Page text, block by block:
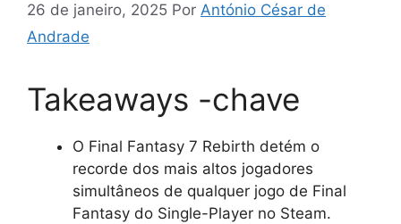
26 de janeiro, 2025 Por António César de
Andrade
Takeaways -chave
O Final Fantasy 7 Rebirth detém o
recorde dos mais altos jogadores
simultâneos de qualquer jogo de Final
Fantasy do Single-Player no Steam.